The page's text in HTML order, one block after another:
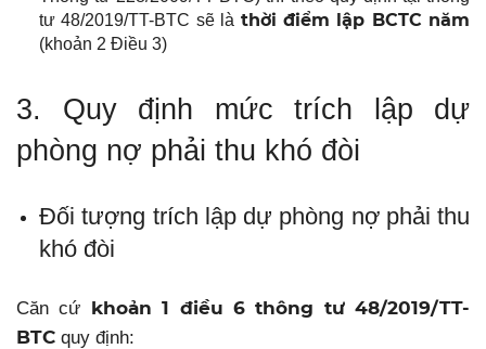
tư 48/2019/TT-BTC sẽ là thời điểm lập BCTC năm
(khoản 2 Điều 3)
3. Quy định mức trích lập dự
phòng nợ phải thu khó đòi
Đối tượng trích lập dự phòng nợ phải thu
khó đòi
Căn cứ khoản 1 điều 6 thông tư 48/2019/TT-
BTC quy định: